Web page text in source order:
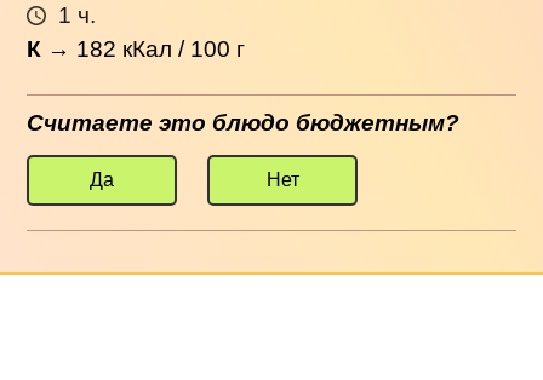
1 ч.
К → 182 кКал / 100 г
Считаете это блюдо бюджетным?
Да Нет